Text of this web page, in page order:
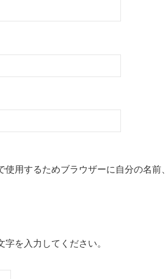
使用するためブラウザーに自分の名前
字を入力してください。